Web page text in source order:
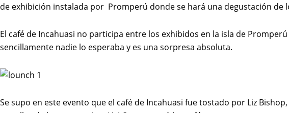
de exhibición instalada por Promperú donde se hará una degustación de
El café de Incahuasi no participa entre los exhibidos en la isla de
sencillamente nadie lo esperaba y es una sorpresa absoluta.
Se supo en este evento que el café de Incahuasi fue tostado por Liz